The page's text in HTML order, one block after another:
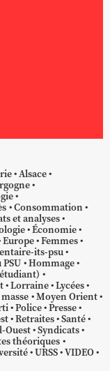
Alsace
Consommation
et analyses
Économie
Europe Femmes
its-psu
Hommage
Lorraine Lycées
Moyen Orient
Police Presse
Retraites Santé
Ouest Syndicats
théoriques
URSS VIDEO